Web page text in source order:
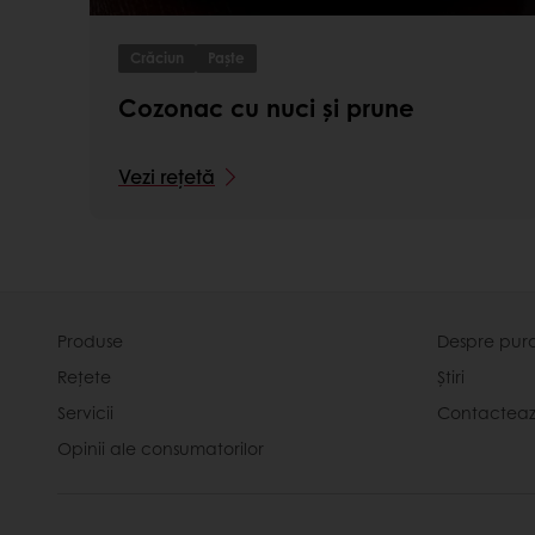
Crăciun Paște
Cozonac cu nuci și prune
Vezi rețetă
Produse
Rețete
Servicii
Opinii ale consumatorilor
Despre
Știri